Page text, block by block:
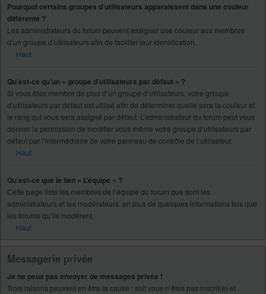
Pourquoi certains groupes d’utilisateurs apparaissent dans une couleur
différente ?
Les administrateurs du forum peuvent assigner une couleur aux membres
d’un groupe d’utilisateurs afin de faciliter leur identification.
Haut
Qu’est-ce qu’un « groupe d’utilisateurs par défaut » ?
Si vous êtes membre de plus d’un groupe d’utilisateurs, votre groupe
d’utilisateurs par défaut est utilisé afin de déterminer quelle sera la couleur et
le rang qui vous sera assigné par défaut. L’administrateur du forum peut vous
donner la permission de modifier vous-même votre groupe d’utilisateurs par
défaut par l’intermédiaire de votre panneau de contrôle de l’utilisateur.
Haut
Qu’est-ce que le lien « L’équipe » ?
Cette page liste les membres de l’équipe du forum que sont les
administrateurs et les modérateurs, en plus de quelques informations tels que
les forums qu’ils modèrent.
Haut
Messagerie privée
Je ne peux pas envoyer de messages privés !
Trois raisons peuvent en être la cause ; soit vous n’êtes pas inscrit(e) et